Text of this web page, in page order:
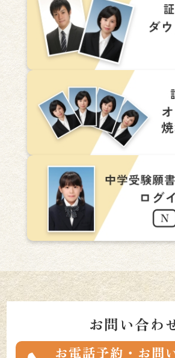
お問い合わ
お電話予約・お問